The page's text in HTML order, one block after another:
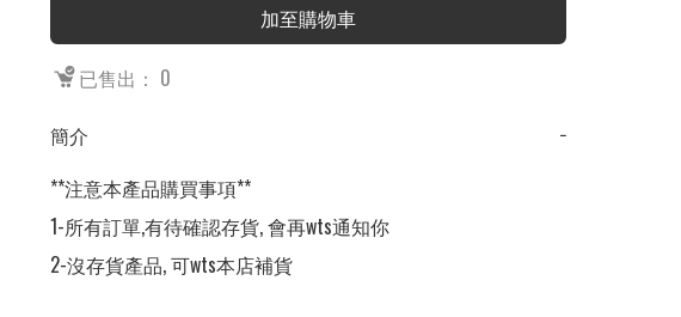
加至購物車
已售出： 0
簡介
−
**注意本產品購買事項**
1-所有訂單,有待確認存貨, 會再wts通知你
2-沒存貨產品, 可wts本店補貨